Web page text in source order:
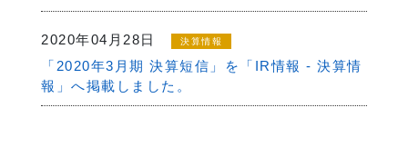
2020年04月28日 決算情報
「2020年3月期 決算短信」を「IR情報 - 決算情
報」へ掲載しました。